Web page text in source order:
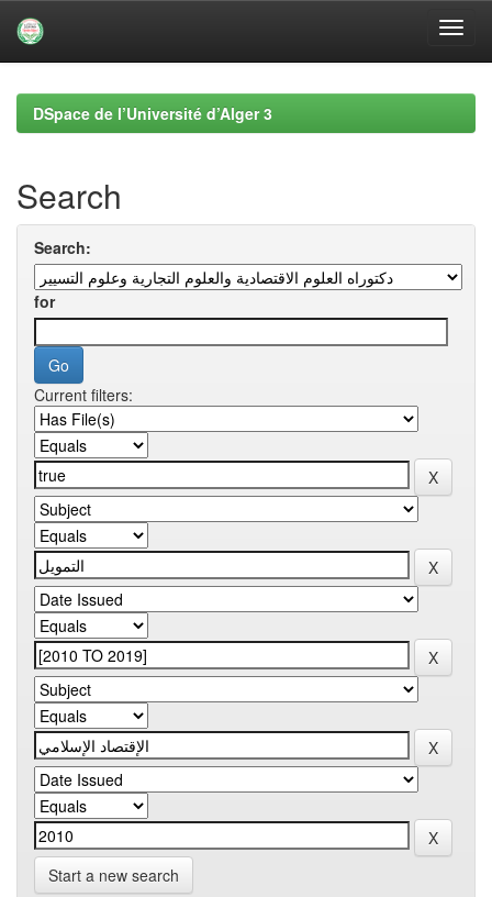
navigationDSpace de l’Université d’Alger 3
Search
Search:
for
Current filters:
Start a new search